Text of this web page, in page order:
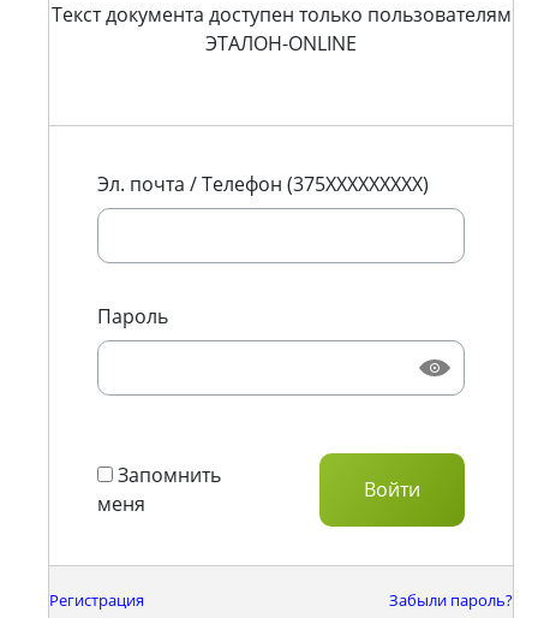
Текст документа доступен только пользователям
ЭТАЛОН-ONLINE
Эл. почта / Телефон (375XXXXXXXXX)
Пароль
Запомнить
меня
Регистрация Забыли пароль?